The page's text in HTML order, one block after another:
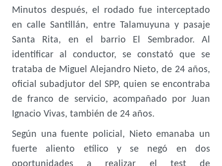
Minutos después, el rodado fue interceptado
en calle Santillán, entre Talamuyuna y pasaje
Santa Rita, en el barrio El Sembrador. Al
identificar al conductor, se constató que se
trataba de Miguel Alejandro Nieto, de 24 años,
oficial subadjutor del SPP, quien se encontraba
de franco de servicio, acompañado por Juan
Ignacio Vivas, también de 24 años.
Según una fuente policial, Nieto emanaba un
fuerte aliento etílico y se negó en dos
oportunidades a realizar el test de